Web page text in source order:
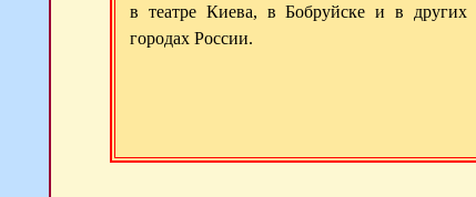
в театре Киева, в Бобруйске и в других
городах России.